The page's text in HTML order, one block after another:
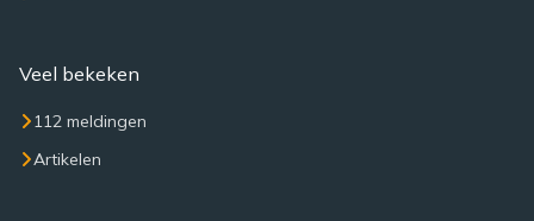
Veel bekeken
112 meldingen
Artikelen